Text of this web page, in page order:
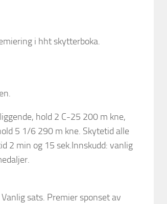
i hht skytterboka.
hold 2 C-25 200 m kne,
5 1/6 290 m kne. Skytetid alle
2 min og 15 sek.Innskudd: vanlig
sats. Premier sponset av